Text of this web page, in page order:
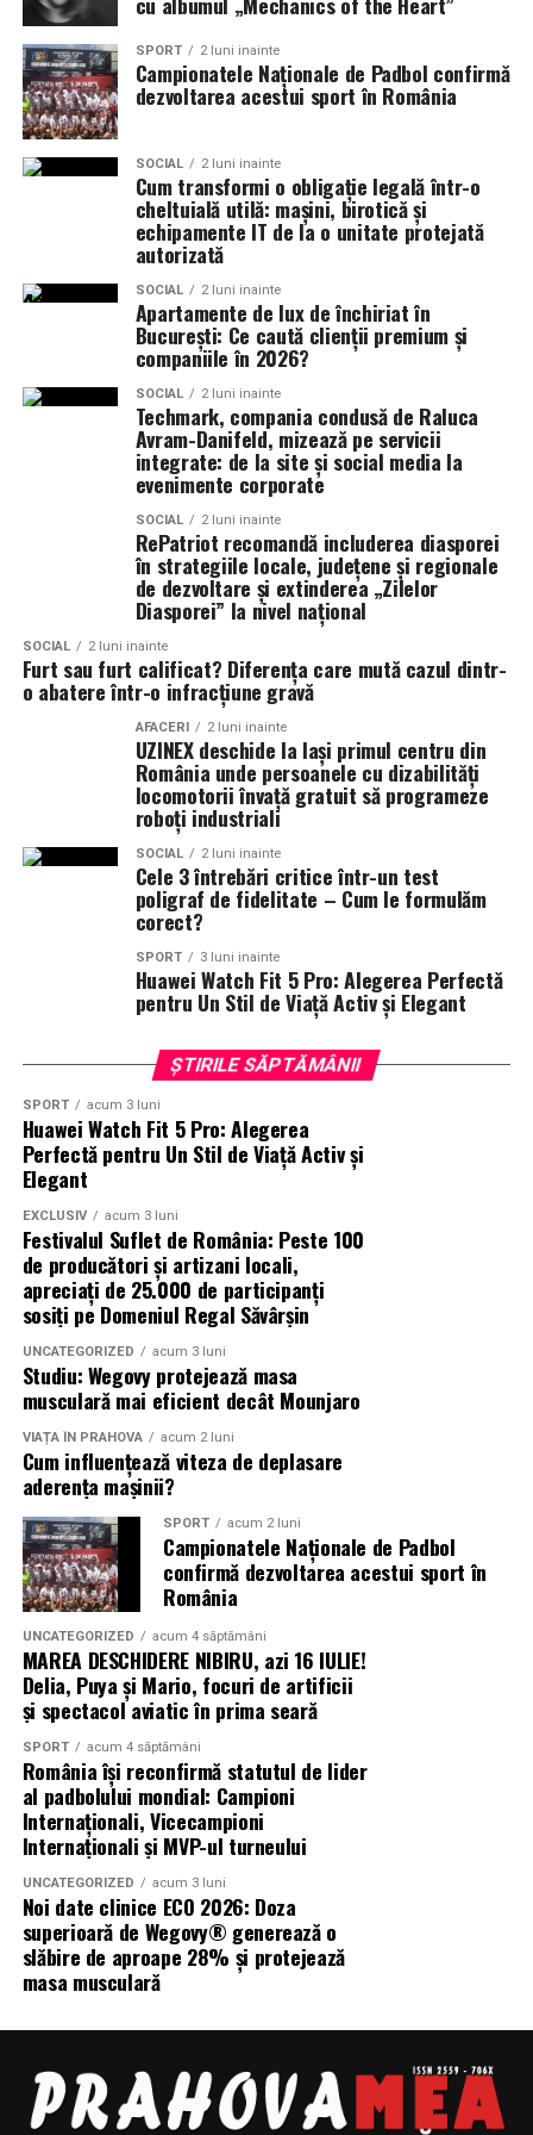
Miron, iar de costume Francisca Vass.
„În Pielea Mea”este un film produs de: CB MOTION
PICTURES.
Producător asociat: MAGNETIC MEDIA PRODUCTIONS
Producător: Claudiu Boboc
Producător executiv: Adela Mara
Manager producție: Iulia Cezara Roșu
Casting: ELEPHANT MEDIA
Realizat cu sprijinul:
Co-finanțatori:C&C HOUSE RESIDENCE, S&I BEST
CORPORATION WEB DESIGN, CLIMA FREON
: CLINICA RMN TINERETULUI; CLINICA
IMAMED; OMV PETROM; MIKO BEAUTY PALACE;
ȘERBAN & ASOCIAȚII; ESTEEM BODY SCULPT & SPA;
PIZZERIA VOLARE; MERLIN’S; DOWNTOWN FITNESS
MATEI BASARAB; THE COFFEE HOUSE; CLAUMAR
PESCAR; UNIVERSITATEA DE ȘTIINȚE AGRONOMICE
ȘI MEDICINĂ VETERINARĂ BUCUREȘTI
: AUTO ITALIA IMPEX SRL; KGM BUCUREȘTI
– SMT PALLADY; RAZELM LUXURY RESORT –
JURILOVCA; SCEMTOVICI & BENOWITZ GALLERY;
CREATIVE AVOCADOS; ALCHEMICO.
Partener social: Asociația „România Zâmbește”.
T.R.I.B.E. Films.
www.facebook.com/TribeFilms.ro–
www.instagram.com/tribefilms.ro/
Partener media principal:VIRGIN RADIO ROMANIA
Parteneri media :CineFan,News.ro
Nopți,Cinemap, Revista
FILM,Playtech
Magazine ,Filme-carti
Movienator,Munteanu.
vioara electrica, saxofon, momente cu acordeon
live, show-uri interactive cu invitatii, mixuri moderne
intre genuri sau reinterpretari spectaculoase ale
pieselor clasice.
Combinatia Formatie + DJ
Pentru un flux perfect al petrecerii, multe cupluri
aleg pachetul complet. Formatia asigura momentele
majore si atmosfera live, iar DJ-ul completeaza cu
mixuri moderne, pauze elegante si transiztii fluide.
Experiente vizuale premium
Nu doar sunetul conteaza in 2026, ci si modul in
care arata scena: lumini inteligente, efecte speciale,
ecrane LED, scenografie moderna si coregrafii
adaptate muzicii. Totul pentru un impact vizual
memorabil.
O formatie profesionista este, fara indoiala, inima unei
nunti reusite. In 2026, accentul cade pe autenticitate,
energie si momentul live – elemente ce nu pot fi
recreate prin alte mijloace. O
canta, ci creeaza emotii, aduna oamenii pe ringul de
dans si transforma o petrecere obisnuita intr-un
eveniment de neuitat.
Alegerea formatiei potrivite este una dintre cele mai
importante decizii ale mirilor si poate face diferenta
dintre o nunta frumoasa si una memorabila.
SPORT 2 luni inainte
Campionatele Naționale de Padbol confirmă
dezvoltarea acestui sport în România
SOCIAL 2 luni inainte
Cum transformi o obligație legală într-o
cheltuială utilă: mașini, birotică și
echipamente IT de la o unitate protejată
autorizată
SOCIAL 2 luni inainte
Apartamente de lux de închiriat în
București: Ce caută clienții premium și
companiile în 2026?
SOCIAL 2 luni inainte
Techmark, compania condusă de Raluca
Avram-Danifeld, mizează pe servicii
integrate: de la site și social media la
evenimente corporate
SOCIAL 2 luni inainte
RePatriot recomandă includerea diasporei
în strategiile locale, județene și regionale
de dezvoltare și extinderea „Zilelor
Diasporei” la nivel național
SOCIAL 2 luni inainte
Furt sau furt calificat? Diferența care mută cazul dintr-
o abatere într-o infracțiune gravă
AFACERI 2 luni inainte
UZINEX deschide la Iași primul centru din
România unde persoanele cu dizabilități
locomotorii învață gratuit să programeze
roboți industriali
SOCIAL 2 luni inainte
Cele 3 întrebări critice într-un test
poligraf de fidelitate – Cum le formulăm
corect?
SPORT 3 luni inainte
Huawei Watch Fit 5 Pro: Alegerea Perfectă
pentru Un Stil de Viață Activ și Elegant
ȘTIRILE SĂPTĂMÂNII
SPORT acum 3 luni
Huawei Watch Fit 5 Pro: Alegerea
Perfectă pentru Un Stil de Viață Activ și
Elegant
EXCLUSIV acum 3 luni
Festivalul Suflet de România: Peste 100
de producători și artizani locali,
apreciați de 25.000 de participanți
sosiți pe Domeniul Regal Săvârșin
UNCATEGORIZED acum 3 luni
Studiu: Wegovy protejează masa
musculară mai eficient decât Mounjaro
VIAȚA ÎN PRAHOVA acum 2 luni
Cum influențează viteza de deplasare
aderența mașinii?
SPORT acum 2 luni
Campionatele Naționale de Padbol
confirmă dezvoltarea acestui sport în
România
UNCATEGORIZED acum 4 săptămâni
MAREA DESCHIDERE NIBIRU, azi 16 IULIE!
Delia, Puya și Mario, focuri de artificii
și spectacol aviatic în prima seară
SPORT acum 4 săptămâni
România își reconfirmă statutul de lider
al padbolului mondial: Campioni
Internaționali, Vicecampioni
Internaționali și MVP-ul turneului
UNCATEGORIZED acum 3 luni
Noi date clinice ECO 2026: Doza
superioară de Wegovy® generează o
slăbire de aproape 28% și protejează
masa musculară